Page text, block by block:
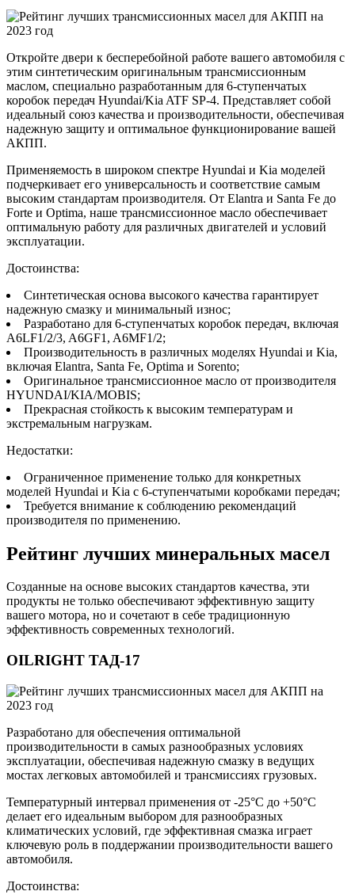
Откройте двери к бесперебойной работе вашего автомобиля с
этим синтетическим оригинальным трансмиссионным
маслом, специально разработанным для 6-ступенчатых
коробок передач Hyundai/Kia ATF SP-4. Представляет собой
идеальный союз качества и производительности, обеспечивая
надежную защиту и оптимальное функционирование вашей
АКПП.
Применяемость в широком спектре Hyundai и Kia моделей
подчеркивает его универсальность и соответствие самым
высоким стандартам производителя. От Elantra и Santa Fe до
Forte и Optima, наше трансмиссионное масло обеспечивает
оптимальную работу для различных двигателей и условий
эксплуатации.
Достоинства:
Синтетическая основа высокого качества гарантирует
надежную смазку и минимальный износ;
Разработано для 6-ступенчатых коробок передач, включая
A6LF1/2/3, A6GF1, A6MF1/2;
Производительность в различных моделях Hyundai и Kia,
включая Elantra, Santa Fe, Optima и Sorento;
Оригинальное трансмиссионное масло от производителя
HYUNDAI/KIA/MOBIS;
Прекрасная стойкость к высоким температурам и
экстремальным нагрузкам.
Недостатки:
Ограниченное применение только для конкретных
моделей Hyundai и Kia с 6-ступенчатыми коробками передач;
Требуется внимание к соблюдению рекомендаций
производителя по применению.
Рейтинг лучших минеральных масел
Созданные на основе высоких стандартов качества, эти
продукты не только обеспечивают эффективную защиту
вашего мотора, но и сочетают в себе традиционную
эффективность современных технологий.
OILRIGHT ТАД-17
Разработано для обеспечения оптимальной
производительности в самых разнообразных условиях
эксплуатации, обеспечивая надежную смазку в ведущих
мостах легковых автомобилей и трансмиссиях грузовых.
Температурный интервал применения от -25°C до +50°C
делает его идеальным выбором для разнообразных
климатических условий, где эффективная смазка играет
ключевую роль в поддержании производительности вашего
автомобиля.
Достоинства: